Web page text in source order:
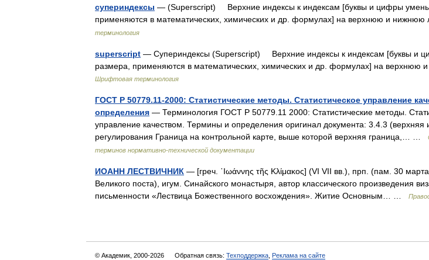
супериндексы — (Superscript) Верхние индексы к индексам [буквы и цифры
применяются в математических, химических и др. формулах] на верхнюю и
терминология
superscript — Супериндексы (Superscript) Верхние индексы к индексам [буквы и
размера, применяются в математических, химических и др. формулах] на
Шрифтовая терминология
ГОСТ Р 50779.11-2000: Статистические методы. Статистическое управление
определения — Терминология ГОСТ Р 50779.11 2000: Статистические методы.
управление качеством. Термины и определения оригинал документа: 3.4.3 (верхняя
регулирования Граница на контрольной карте, выше которой верхняя граница,… …
терминов нормативно-технической документации
ИОАНН ЛЕСТВИЧНИК — [греч. ᾿Ιωάννης τῆς Κλίμακος] (VI VII вв.), прп. (пам. 30
Великого поста), игум. Синайского монастыря, автор классического произведения
письменности «Лествица Божественного восхождения». Житие Основным… …
© Академик, 2000-2026 Обратная связь: Техподдержка Реклама на сайте